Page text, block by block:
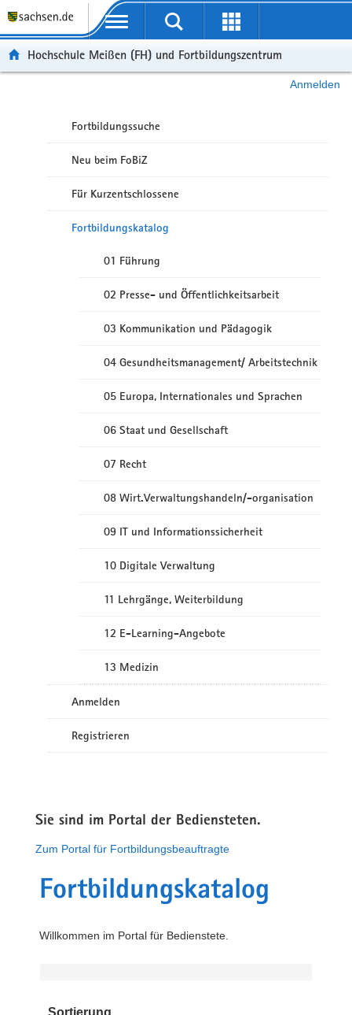
Portalübergreifende Navigation
Hochschule Meißen (FH) und Fortbildungszentrum
Anmelden
Fortbildungssuche
Neu beim FoBiZ
Für Kurzentschlossene
Fortbildungskatalog
01 Führung
02 Presse- und Öffentlichkeitsarbeit
03 Kommunikation und Pädagogik
04 Gesundheitsmanagement/ Arbeitstechnik
05 Europa, Internationales und Sprachen
06 Staat und Gesellschaft
07 Recht
08 Wirt.Verwaltungshandeln/-organisation
09 IT und Informationssicherheit
10 Digitale Verwaltung
11 Lehrgänge, Weiterbildung
12 E-Learning-Angebote
13 Medizin
Anmelden
Registrieren
Sie sind im Portal der Bediensteten.
Zum Portal für Fortbildungsbeauftragte
Fortbildungskatalog
Willkommen im Portal für Bedienstete.